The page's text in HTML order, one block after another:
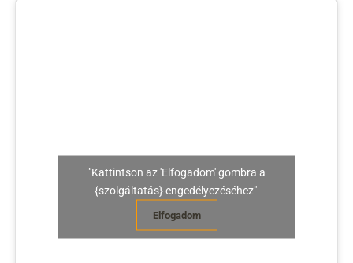
"Kattintson az 'Elfogadom' gombra a
{szolgáltatás} engedélyezéséhez"
Elfogadom